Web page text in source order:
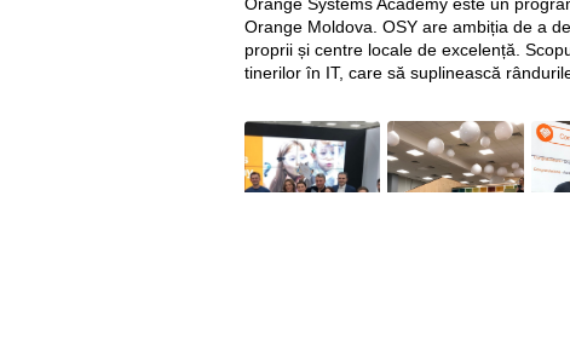
Orange Moldova. OSY are ambiția de a
proprii și centre locale de excelență.
tinerilor în IT, care să suplinească